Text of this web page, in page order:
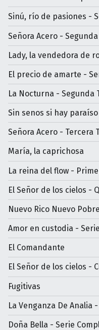
Sinú, río de pasiones -
Señora Acero -
Lady, la vendedora de
El precio de amarte -
La Nocturna - Segunda
Sin senos si hay
Señora Acero - Tercera
María, la caprichosa
La reina del flow -
El Señor de los cielos -
Nuevo Rico Nuevo
Amor en custodia -
El Comandante
El Señor de los cielos -
Fugitivas
La Venganza De Analia
Doña Bella - Serie